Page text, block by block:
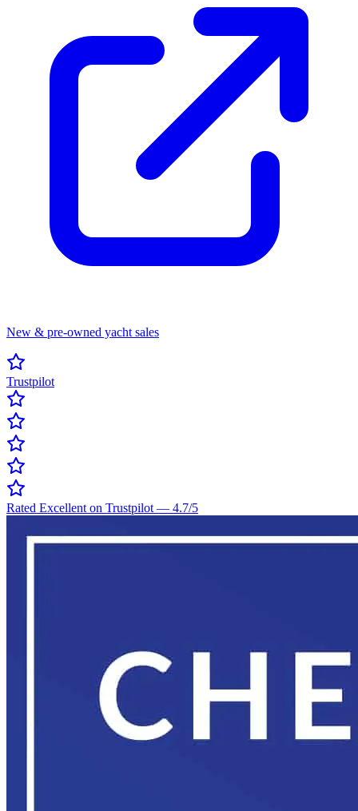
New & pre-owned yacht sales
Trustpilot
Rated Excellent on Trustpilot — 4.7/5